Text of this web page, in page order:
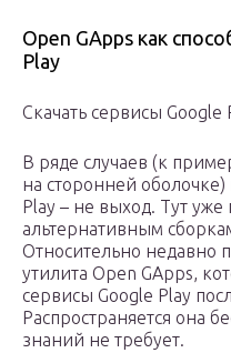
Open GApps как
Play
Скачать сервисы
В ряде случаев (к
на сторонней оболочке)
Play – не выход. Тут уже
альтернативным
Относительно недавно
утилита Open GApps,
сервисы Google Play
Распространяется она
знаний не требует.